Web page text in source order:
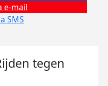
e-mail
SMS
tegen